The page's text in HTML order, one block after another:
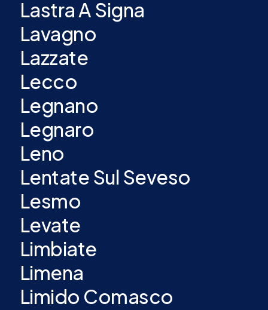
Lastra A Signa
Lavagno
Lazzate
Lecco
Legnano
Legnaro
Leno
Lentate Sul Seveso
Lesmo
Levate
Limbiate
Limena
Limido Comasco